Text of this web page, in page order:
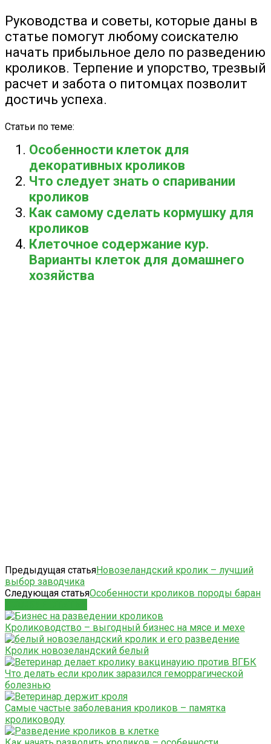
Руководства и советы, которые даны в
статье помогут любому соискателю
начать прибыльное дело по разведению
кроликов. Терпение и упорство, трезвый
расчет и забота о питомцах позволит
достичь успеха.
Статьи по теме:
Особенности клеток для
декоративных кроликов
Что следует знать о спаривании
кроликов
Как самому сделать кормушку для
кроликов
Клеточное содержание кур.
Варианты клеток для домашнего
хозяйства
Предыдущая статьяНовозеландский кролик – лучший
выбор заводчика
Следующая статьяОсобенности кроликов породы баран
Кролиководство – выгодный бизнес на мясе и мехе
Кролик новозеландский белый
Что делать если кролик заразился геморрагической
болезнью
Самые частые заболевания кроликов – памятка
кролиководу